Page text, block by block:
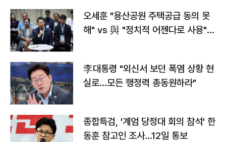
오세훈 "용산공원 주택공급 동의 못
해" vs 與 "정치적 어젠다로 사용"
李대통령 "외신서 보던 폭염 상황 현
실로…모든 행정력 총동원하라"
종합특검, '계엄 당정대 회의 참석' 한
동훈 참고인 조사...12일 통보